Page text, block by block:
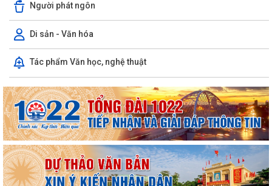
Người phát ngôn
Di sản - Văn hóa
Tác phẩm Văn học, nghệ thuật
nghiệp và Môi trường Quy định về xử...
Quyết định số 3091/QĐ-UBND ngày 05/8/2026 của Chủ tịch UBND
thành phố về việc công bố thủ tục hành...
Quyết định số 3039/QĐ-UBND ngày 31/7/2026 của Chủ tịch UBND
thành phố về việc công bố danh mục thủ...
Công văn triển khai thực hiện Nghị định số 281/2026/NĐ-CP ngày
13/7/2026 của Chính phủ và Văn bản...